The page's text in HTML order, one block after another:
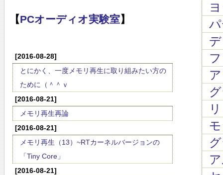
【PCオーディオ実験室】
[2016-08-28]
とにかく、一度メモリ再生に取り組みたい方の
ために（＾＾ｖ
[2016-08-21]
メモリ再生再論
[2016-08-21]
メモリ再生（13）~RTカーネルバージョンの
「Tiny Core」
[2016-08-21]